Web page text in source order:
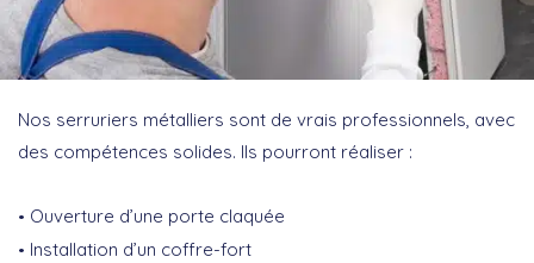
Nos serruriers métalliers sont de vrais professionnels, avec
des compétences solides. Ils pourront réaliser :
Ouverture d’une porte claquée
Installation d’un coffre-fort